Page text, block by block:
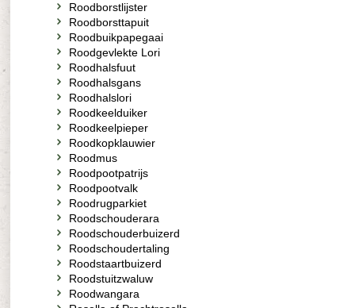
Roodborstlijster
Roodborsttapuit
Roodbuikpapegaai
Roodgevlekte Lori
Roodhalsfuut
Roodhalsgans
Roodhalslori
Roodkeelduiker
Roodkeelpieper
Roodkopklauwier
Roodmus
Roodpootpatrijs
Roodpootvalk
Roodrugparkiet
Roodschouderara
Roodschouderbuizerd
Roodschoudertaling
Roodstaartbuizerd
Roodstuitzwaluw
Roodwangara